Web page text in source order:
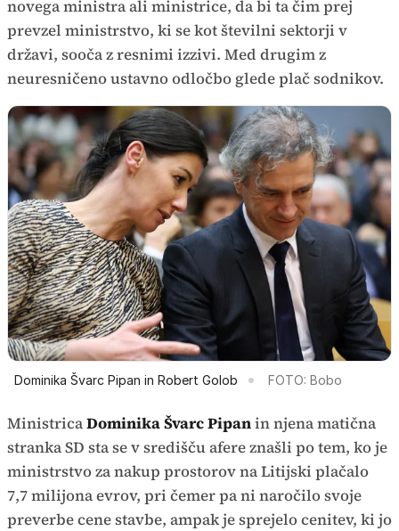
novega ministra ali ministrice, da bi ta čim prej
prevzel ministrstvo, ki se kot številni sektorji v
državi, sooča z resnimi izzivi. Med drugim z
neuresničeno ustavno odločbo glede plač sodnikov.
Dominika Švarc Pipan in Robert Golob FOTO: Bobo
MinistricaDominika Švarc Pipanin njena matična
stranka SD sta se v središču afere znašli po tem, ko je
ministrstvo za nakup prostorov na Litijski plačalo
7,7 milijona evrov, pri čemer pa ni naročilo svoje
preverbe cene stavbe, ampak je sprejelo cenitev, ki jo